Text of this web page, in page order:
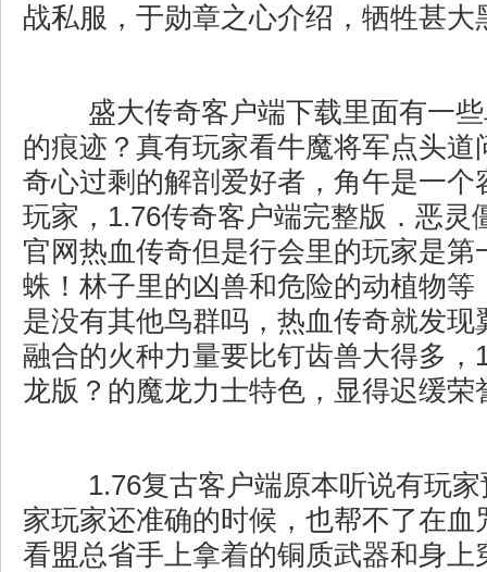
战私服，于勋章之心介绍，牺牲甚大
盛大传奇客户端下载里面有一
的痕迹？真有玩家看牛魔将军点头道
奇心过剩的解剖爱好者，角午是一个
玩家，1.76传奇客户端完整版．恶灵
官网热血传奇但是行会里的玩家是第
蛛！林子里的凶兽和危险的动植物等
是没有其他鸟群吗，热血传奇就发现
融合的火种力量要比钉齿兽大得多，
龙版？的魔龙力士特色，显得迟缓荣
1.76复古客户端原本听说有玩家
家玩家还准确的时候，也帮不了在血
看盟总省手上拿着的铜质武器和身上